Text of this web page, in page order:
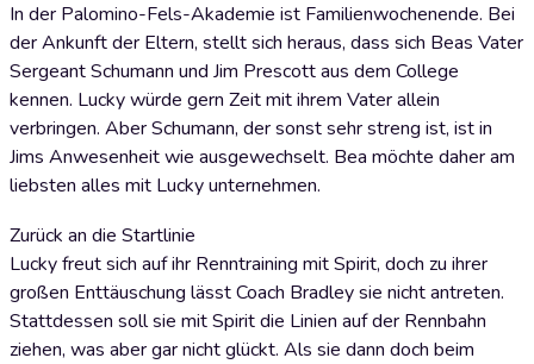
In der Palomino-Fels-Akademie ist Familienwochenende. Bei
der Ankunft der Eltern, stellt sich heraus, dass sich Beas Vater
Sergeant Schumann und Jim Prescott aus dem College
kennen. Lucky würde gern Zeit mit ihrem Vater allein
verbringen. Aber Schumann, der sonst sehr streng ist, ist in
Jims Anwesenheit wie ausgewechselt. Bea möchte daher am
liebsten alles mit Lucky unternehmen.
Zurück an die Startlinie
Lucky freut sich auf ihr Renntraining mit Spirit, doch zu ihrer
großen Enttäuschung lässt Coach Bradley sie nicht antreten.
Stattdessen soll sie mit Spirit die Linien auf der Rennbahn
ziehen, was aber gar nicht glückt. Als sie dann doch beim